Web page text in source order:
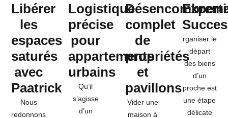
Libérer
les
espaces
saturés
avec
Paatrick
Nous
redonnons
Logistique
précise
pour
appartements
urbains
Qu’il
s’agisse
d’un
complet
de
propriétés
et
pavillons
Vider une
maison à
rganiser le
départ
des biens
d’un
proche est
une étape
délicate